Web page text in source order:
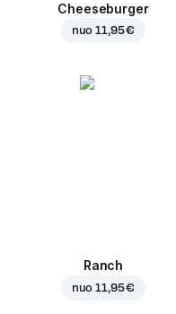
Cheeseburger
nuo11,95 €
Ranch
nuo11,95 €